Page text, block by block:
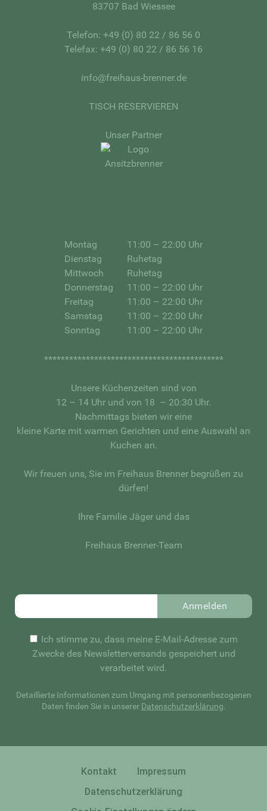
83707 Bad Wiessee
Telefon: +49 (0) 80 22 / 86 56 0
Telefax: +49 (0) 80 22 / 86 56 16
info@freihaus-brenner.de
TISCH RESERVIEREN
Unser Partner
Montag
11:00 – 22:00 Uhr
Dienstag
Ruhetag
Mittwoch
Ruhetag
Donnerstag
11:00 – 22:00 Uhr
Freitag
11:00 – 22:00 Uhr
Samstag
11:00 – 22:00 Uhr
Sonntag
11:00 – 22:00 Uhr
*******************************************
Unsere Küchenzeiten sind von
12 – 14 Uhr und von 18 – 20:30 Uhr.
Nachmittags bieten wir eine
kleine Karte mit warmen Gerichten und eine Auswahl an
Kuchen an.
Wir freuen uns, Sie im Freihaus Brenner begrüßen zu
dürfen!
Ihre Familie Jäger und das
Freihaus Brenner-Team
Anmelden
Ich stimme zu, dass meine E-Mail-Adresse zum
Zwecke des Newsletterversands gespeichert und
verarbeitet wird.
Detaillierte Informationen zum Umgang mit personenbezogenen
Daten finden Sie in unserer Datenschutzerklärung
Kontakt
Impressum
Datenschutzerklärung